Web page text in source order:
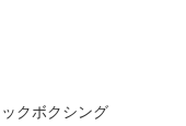
クボクシング